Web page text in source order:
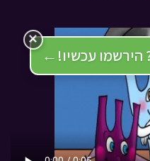
הירשמו עכשיו! ←
×